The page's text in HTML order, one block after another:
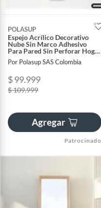
POLASUP
Espejo Acrílico Decorativo
Nube Sin Marco Adhesivo
Para Pared Sin Perforar Hogar
Moderno 120cm
Por Polasup SAS Colombia
$ 99.999
$ 109.999
Agregar
Patrocinado